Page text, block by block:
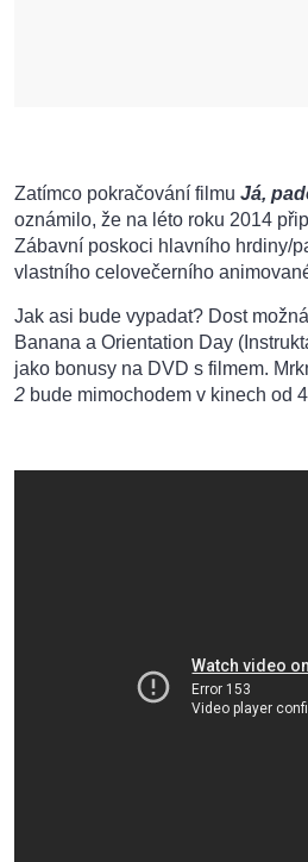
Zatímco pokračování filmu Já,
oznámilo, že na léto roku 2014
Zábavní poskoci hlavního hrdiny/
vlastního celovečerního
Jak asi bude vypadat? Dost
Banana a Orientation Day
jako bonusy na DVD s filmem.
2 bude mimochodem v kinech od